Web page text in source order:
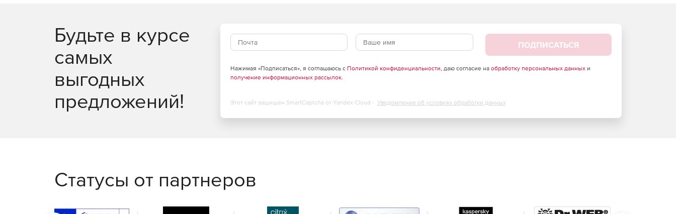
Будьте в курсе
самых
выгодных
предложений!
ПОДПИСАТЬСЯ
Нажимая «Подписаться», я соглашаюсь с Политикой конфиденциальности, даю согласие на обработку персональных данныхи
получение информационных рассылок.
Этот сайт защищен SmartCaptcha от Yandex Cloud - Уведомление об условиях обработки данных
Статусы от партнеров